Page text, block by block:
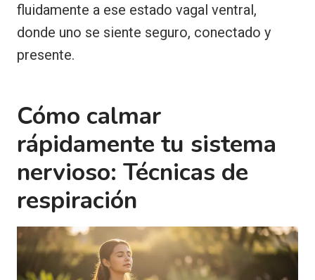
fluidamente a ese estado vagal ventral,
donde uno se siente seguro, conectado y
presente.
Cómo calmar
rápidamente tu sistema
nervioso: Técnicas de
respiración